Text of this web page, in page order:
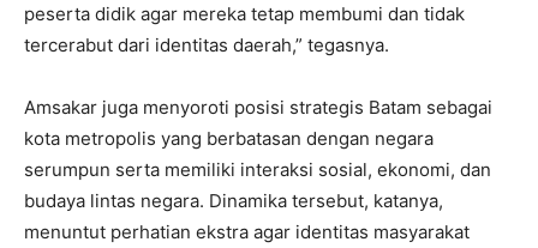
peserta didik agar mereka tetap membumi dan tidak
tercerabut dari identitas daerah,” tegasnya.
Amsakar juga menyoroti posisi strategis Batam sebagai
kota metropolis yang berbatasan dengan negara
serumpun serta memiliki interaksi sosial, ekonomi, dan
budaya lintas negara. Dinamika tersebut, katanya,
menuntut perhatian ekstra agar identitas masyarakat